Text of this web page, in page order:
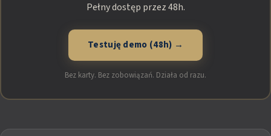
Pełny dostęp przez 48h.
Testuję demo (48h) →
Bez karty. Bez zobowiązań. Działa od razu.